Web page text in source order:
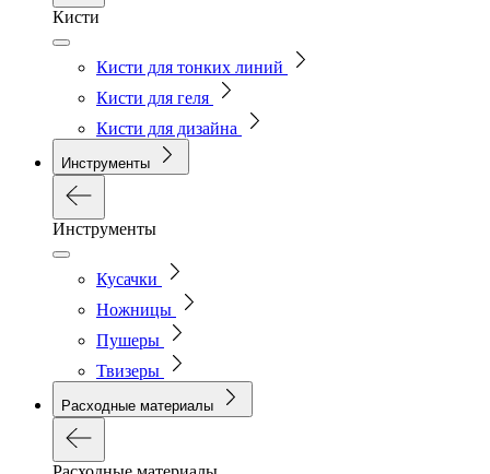
Кисти
Кисти для тонких линий
Кисти для геля
Кисти для дизайна
Инструменты
Инструменты
Кусачки
Ножницы
Пушеры
Твизеры
Расходные материалы